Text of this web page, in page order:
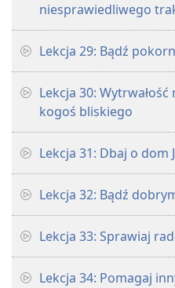
niesprawiedliwego
Lekcja 29: Bądź
Lekcja 30:
kogoś bliskiego
Lekcja 31: Dbaj o dom
Lekcja 32: Bądź
Lekcja 33: Sprawiaj
Lekcja 34: Pomagaj